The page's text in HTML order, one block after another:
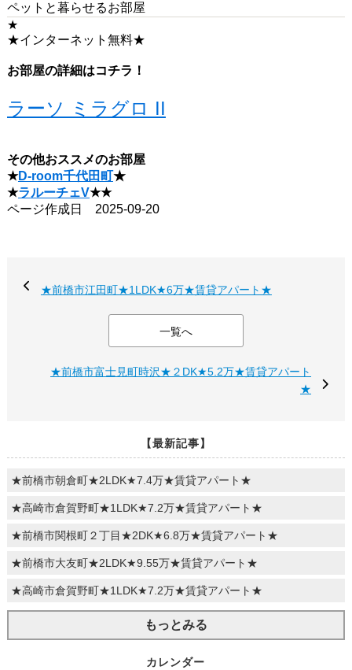
ペットと暮らせるお部屋
★
★インターネット無料★
お部屋の詳細はコチラ！
ラーソ ミラグロ II
その他おススメのお部屋
★D-room千代田町★
★ラルーチェV★★
ページ作成日 2025-09-20
★前橋市江田町★1LDK★6万★賃貸アパート★
一覧へ
★前橋市富士見町時沢★２DK★5.2万★賃貸アパート
★
【最新記事】
★前橋市朝倉町★2LDK★7.4万★賃貸アパート★
★高崎市倉賀野町★1LDK★7.2万★賃貸アパート★
★前橋市関根町２丁目★2DK★6.8万★賃貸アパート★
★前橋市大友町★2LDK★9.55万★賃貸アパート★
★高崎市倉賀野町★1LDK★7.2万★賃貸アパート★
もっとみる
カレンダー